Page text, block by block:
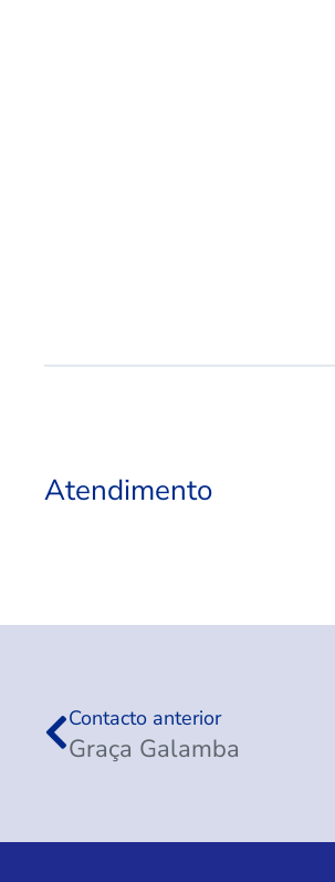
Atendimento
Contacto anterior
Graça Galamba